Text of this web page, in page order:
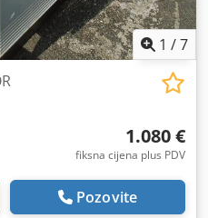
1 /7
1.080 €
fiksna cijena plus PDV
Pozovite